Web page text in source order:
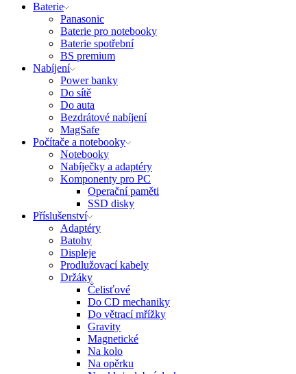
Baterie
Panasonic
Baterie pro notebooky
Baterie spotřební
BS premium
Nabíjení
Power banky
Do sítě
Do auta
Bezdrátové nabíjení
MagSafe
Počítače a notebooky
Notebooky
Nabíječky a adaptéry
Komponenty pro PC
Operační paměti
SSD disky
Příslušenství
Adaptéry
Batohy
Displeje
Prodlužovací kabely
Držáky
Čelisťové
Do CD mechaniky
Do větrací mřížky
Gravity
Magnetické
Na kolo
Na opěrku